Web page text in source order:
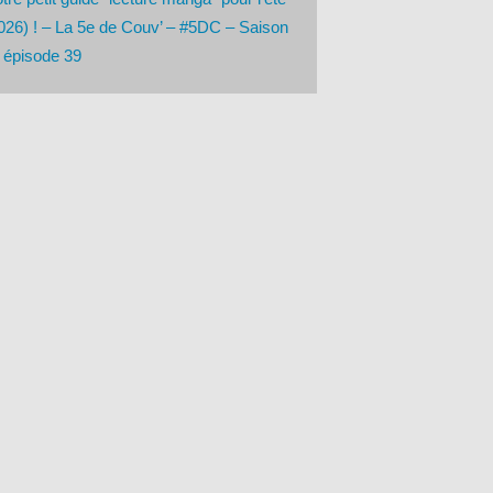
! – La 5e de Couv’ – #5DC – Saison
épisode 39